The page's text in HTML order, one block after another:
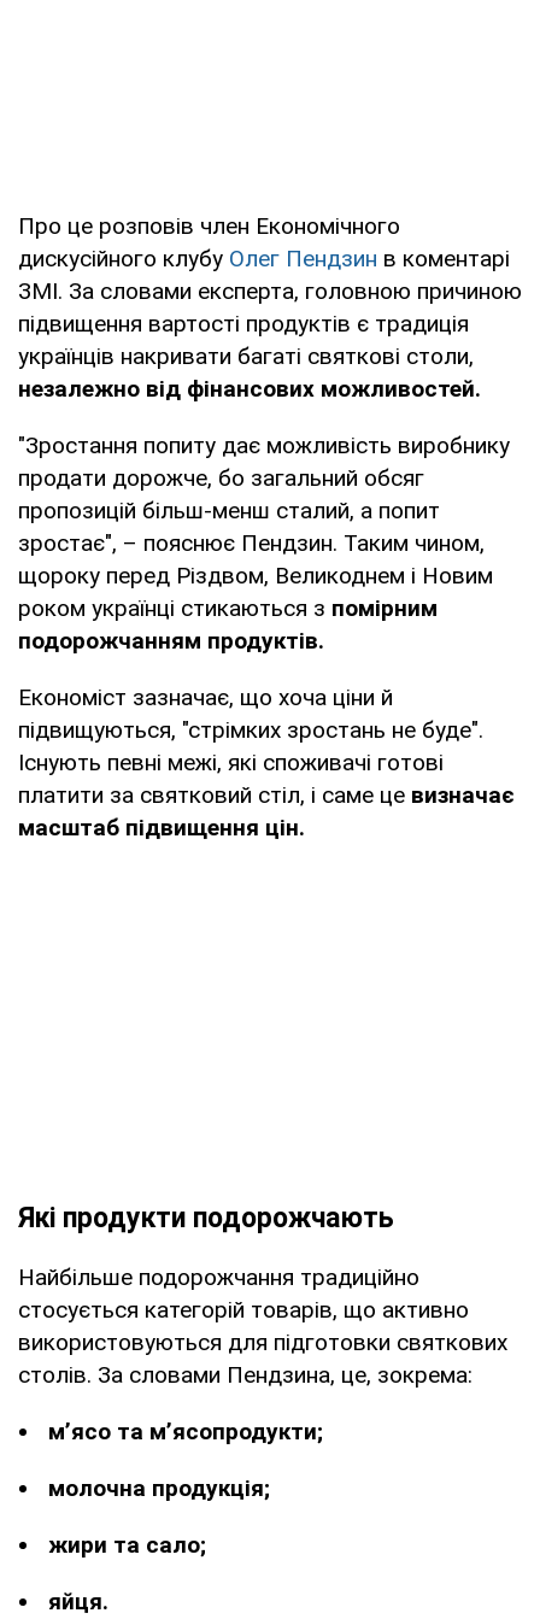
Про це розповів член Економічного
дискусійного клубу Олег Пендзин в коментарі
ЗМІ. За словами експерта, головною причиною
підвищення вартості продуктів є традиція
українців накривати багаті святкові столи,
незалежно від фінансових можливостей.
"Зростання попиту дає можливість виробнику
продати дорожче, бо загальний обсяг
пропозицій більш-менш сталий, а попит
зростає", – пояснює Пендзин. Таким чином,
щороку перед Різдвом, Великоднем і Новим
роком українці стикаються з помірним
подорожчанням продуктів.
Економіст зазначає, що хоча ціни й
підвищуються, "стрімких зростань не буде".
Існують певні межі, які споживачі готові
платити за святковий стіл, і саме це визначає
масштаб підвищення цін.
Які продукти подорожчають
Найбільше подорожчання традиційно
стосується категорій товарів, що активно
використовуються для підготовки святкових
столів. За словами Пендзина, це, зокрема:
м’ясо та м’ясопродукти;
молочна продукція;
жири та сало;
яйця.